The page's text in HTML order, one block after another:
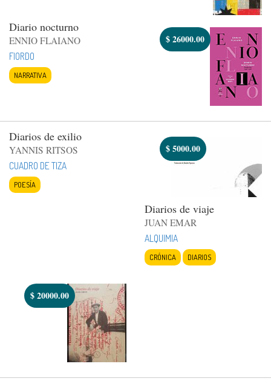
Diario nocturno
ENNIO FLAIANO
FIORDO
NARRATIVA
$26000.00
Diarios de exilio
YANNIS RITSOS
CUADRO DE TIZA
POESÍA
$5000.00
Diarios de viaje
JUAN EMAR
ALQUIMIA
CRÓNICA DIARIOS
$20000.00